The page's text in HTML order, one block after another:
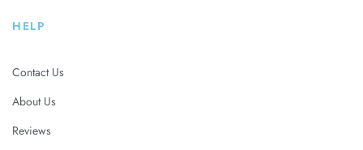
HELP
Contact Us
About Us
Reviews